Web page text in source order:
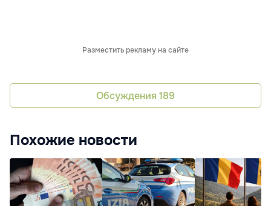
Разместить рекламу на сайте
Обсуждения 189
Похожие новости